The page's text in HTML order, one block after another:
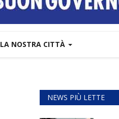
LA NOSTRA CITTÀ
NEWS PIÙ LETTE